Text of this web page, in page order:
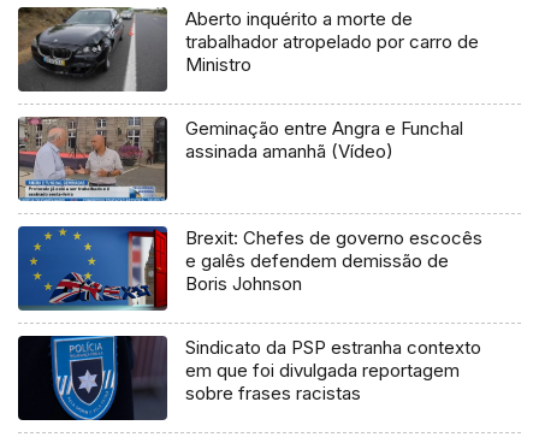
Aberto inquérito a morte de
trabalhador atropelado por carro de
Ministro
Geminação entre Angra e Funchal
assinada amanhã (Vídeo)
Brexit: Chefes de governo escocês
e galês defendem demissão de
Boris Johnson
Sindicato da PSP estranha contexto
em que foi divulgada reportagem
sobre frases racistas